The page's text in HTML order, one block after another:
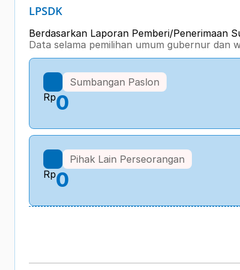
LPSDK
Berdasarkan Laporan Pemberi/Penerimaan
Data selama pemilihan umum gubernur dan
Sumbangan Paslon
Rp0
Pihak Lain Perseorangan
Rp0